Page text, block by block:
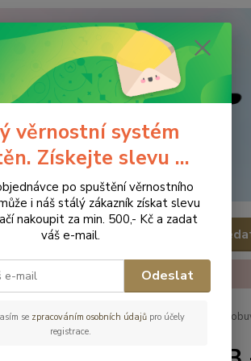
A VRÁCENÍ ZBOŹÍ KONTAKTY
Obuv zimní - vel.22 D.D.Step Zimní
věrnostní systém
Získejte slevu ...
po spuštění věrnostního
i náš stálý zákazník získat slevu
nakoupit za min. 500,- Kč a zadat
váš e-mail.
Odeslat
se zpracováním osobních údajůpro účely
registrace.